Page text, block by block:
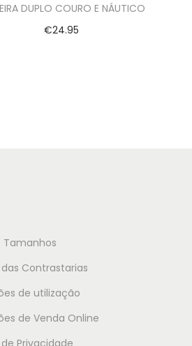
DUPLO COURO E NÁUTICO
€24.95
Tamanhos
Contrastarias
de utilização
de Venda Online
Privacidade